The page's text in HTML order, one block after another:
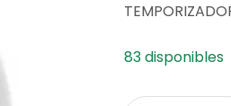
83 disponibles